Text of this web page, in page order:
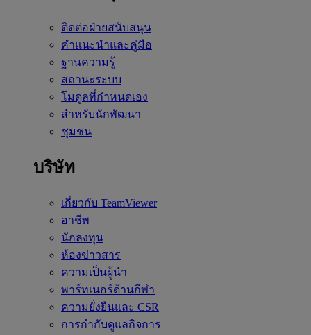
ติดต่อฝ่ายสนับสนุน
คำแนะนำและคู่มือ
ฐานความรู้
สถานะระบบ
โมดูลที่กำหนดเอง
สำหรับนักพัฒนา
ชุมชน
บริษัท
เกี่ยวกับ TeamViewer
อาชีพ
นักลงทุน
ห้องข่าวสาร
ความเป็นผู้นำ
พาร์ทเนอร์ด้านกีฬา
ความยั่งยืนและ CSR
การกำกับดูแลกิจการ